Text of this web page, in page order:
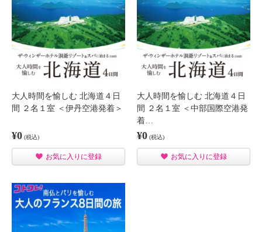
大人時間を愉しむ 北海道４日
間 ２名１室 ＜伊丹空港発着＞
¥0 (税込)
お気に入りに登録
大人時間を愉しむ 北海道４日
間 ２名１室 ＜中部国際空港発
着…
¥0 (税込)
お気に入りに登録